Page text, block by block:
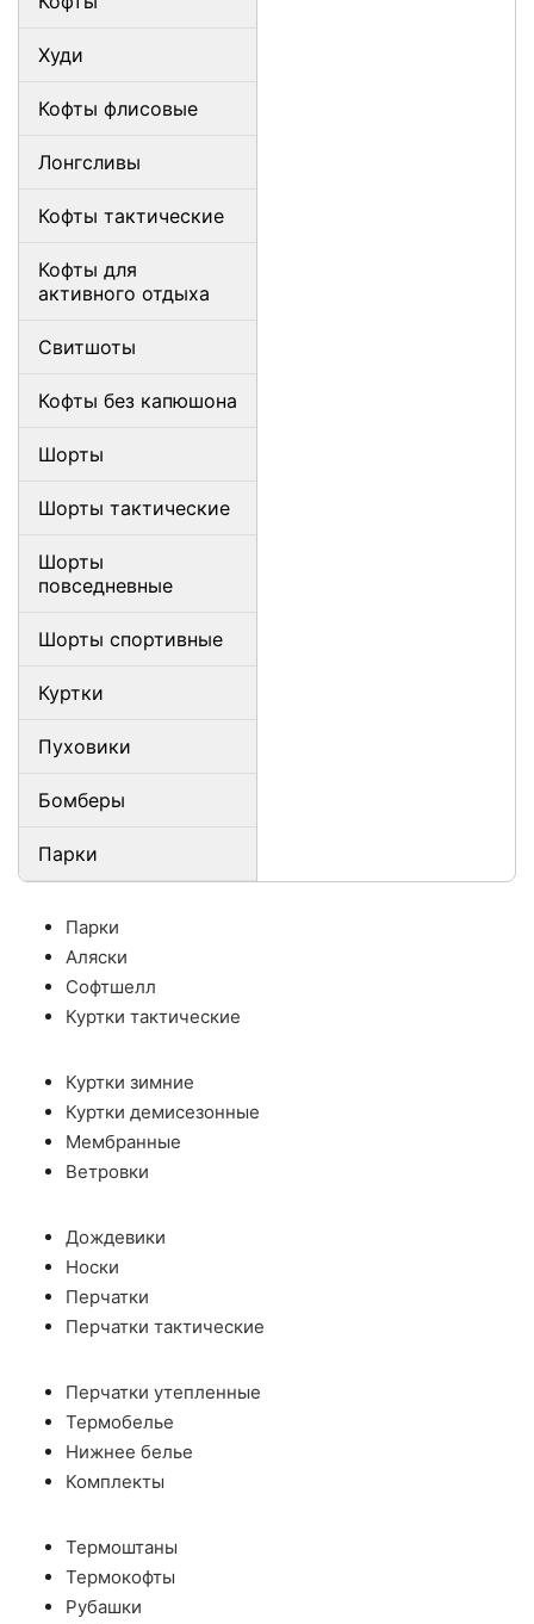
Худи
Кофты флисовые
Лонгсливы
Кофты тактические
Кофты для
активного отдыха
Свитшоты
Кофты без капюшона
Шорты
Шорты тактические
Шорты
повседневные
Шорты спортивные
Куртки
Пуховики
Бомберы
Парки
Парки
Аляски
Софтшелл
Куртки тактические
Куртки зимние
Куртки демисезонные
Мембранные
Ветровки
Дождевики
Носки
Перчатки
Перчатки тактические
Перчатки утепленные
Термобелье
Нижнее белье
Комплекты
Термоштаны
Термокофты
Рубашки